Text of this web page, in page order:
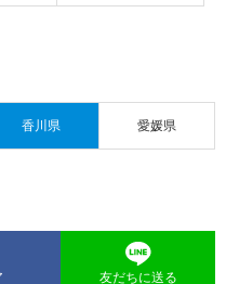
香川県 愛媛県
友だちに送る